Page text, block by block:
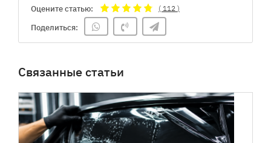
Оцените статью: ( 112 )
Поделиться:
Связанные статьи